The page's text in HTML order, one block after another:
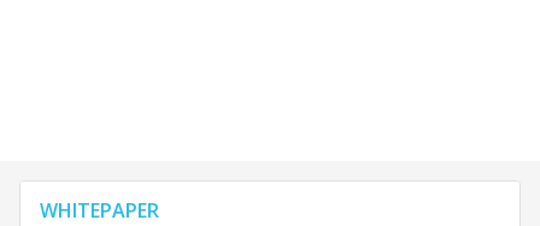
WHITEPAPER